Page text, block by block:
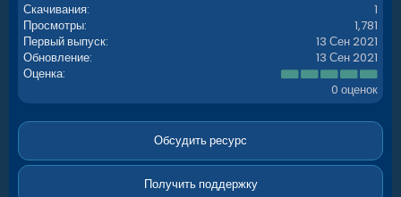
Скачивания
1
Просмотры
1,781
Первый выпуск
13 Сен 2021
Обновление
13 Сен 2021
Оценка
0
.
0
з
ё
з
0 оценок
Обсудить ресурс
Получить поддержку